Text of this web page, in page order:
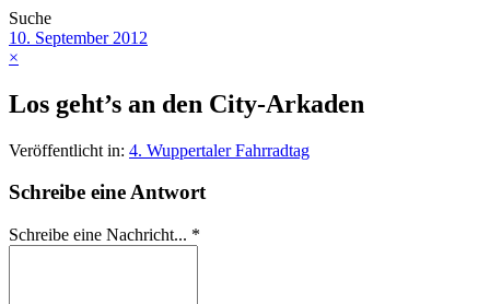
Suche
10. September 2012
×
Los geht’s an den City-Arkaden
Veröffentlicht in: 4. Wuppertaler Fahrradtag
Schreibe eine Antwort
Schreibe eine Nachricht... *